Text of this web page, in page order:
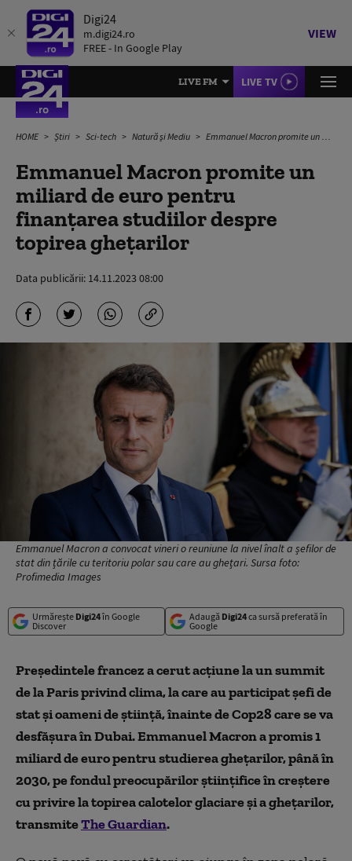
Digi24
m.digi24.ro
FREE - In Google Play
VIEW
LIVE FM LIVE TV
HOME Știri Sci-tech Natură și Mediu Emmanuel Macron promite un miliard de euro pentru finanțarea studiilor despre topirea ghețarilor
Emmanuel Macron promite un
miliard de euro pentru
finanțarea studiilor despre
topirea ghețarilor
Data publicării: 14.11.2023 08:00
Emmanuel Macron a convocat vineri o reuniune la nivel înalt a șefilor de
stat din țările cu teritoriu polar sau care au ghețari. Sursa foto:
Profimedia Images
Urmărește Digi24în Google
Discover
Adaugă Digi24ca sursă preferată în
Google
Președintele francez a cerut acțiune la un summit
de la Paris privind clima, la care au participat șefi de
stat și oameni de știință, înainte de Cop28 care se va
desfășura în Dubai. Emmanuel Macron a promis 1
miliard de euro pentru studierea ghețarilor, până în
2030, pe fondul preocupărilor științifice în creștere
cu privire la topirea calotelor glaciare și a ghețarilor,
transmiteThe Guardian.